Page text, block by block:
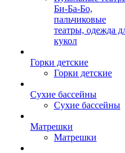
Би-Ба-Бо,
пальчиковые
театры, одежда
кукол
Горки детские
Горки детские
Сухие бассейны
Сухие бассейны
Матрешки
Матрешки